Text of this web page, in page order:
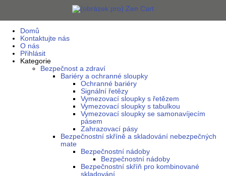
Domů
Kontaktujte nás
O nás
Přihlásit
Kategorie
Bezpečnost a zdraví
Bariéry a ochranné sloupky
Ochranné bariéry
Signální řetězy
Vymezovací sloupky s řetězem
Vymezovací sloupky s tabulkou
Vymezovací sloupky se samonavíjecím
pásem
Zahrazovací pásy
Bezpečnostní skříně a skladování nebezpečných
mate
Bezpečnostní nádoby
Bezpečnostní nádoby
Bezpečnostní skříň pro kombinované
skladování